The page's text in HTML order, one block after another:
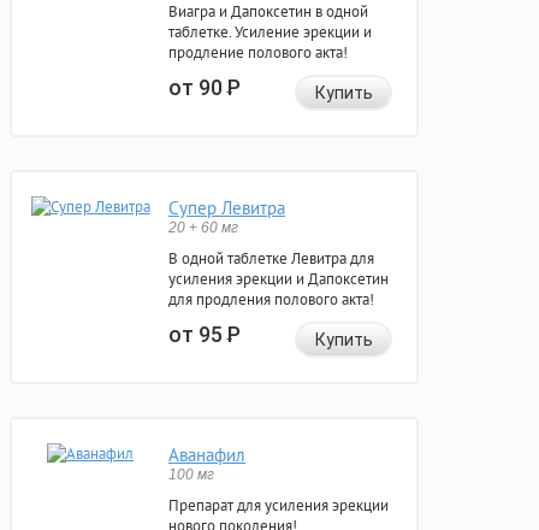
Виагра и Дапоксетин в одной
таблетке. Усиление эрекции и
продление полового акта!
от 90Р Купить
Супер Левитра
20 + 60 мг
В одной таблетке Левитра для
усиления эрекции и Дапоксетин
для продления полового акта!
от 95Р Купить
Аванафил
100 мг
Препарат для усиления эрекции